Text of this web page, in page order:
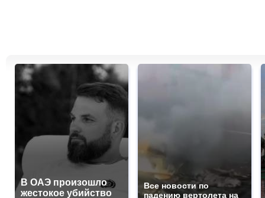
В ОАЭ произошло
жестокое убийство
Все новости по
падению вертолета на